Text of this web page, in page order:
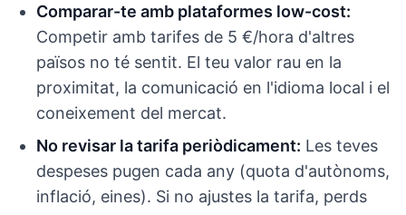
Comparar-te amb plataformes low-cost:
Competir amb tarifes de 5 €/hora d'altres
països no té sentit. El teu valor rau en la
proximitat, la comunicació en l'idioma local i el
coneixement del mercat.
No revisar la tarifa periòdicament: Les teves
despeses pugen cada any (quota d'autònoms,
inflació, eines). Si no ajustes la tarifa, perds